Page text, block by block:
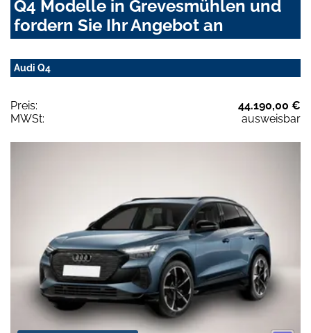
Q4 Modelle in Grevesmühlen und
fordern Sie Ihr Angebot an
Audi Q4
Preis:
44.190,00 €
MWSt:
ausweisbar